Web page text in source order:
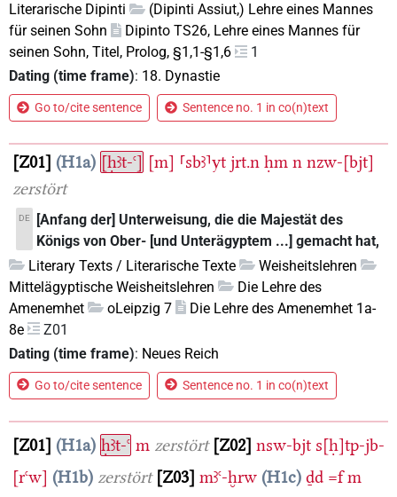
Literarische Dipinti
(Dipinti Assiut,) Lehre eines Mannes
für seinen Sohn
Dipinto TS26, Lehre eines Mannes für
seinen Sohn, Titel, Prolog, §1,1-§1,6
1
Dating (time frame): 18. Dynastie
Go to/cite sentence Sentence no. 1 in co(n)text
Z01 H1a [ḥꜣt-ꜥ] [m] ⸢sbꜣ⸣yt jrt.n ḥm n nzw-[bjt]
zerstört
DE
[Anfang der] Unterweisung, die die Majestät des
Königs von Ober- [und Unterägyptem ...] gemacht hat,
Literary Texts / Literarische Texte
Weisheitslehren
Mittelägyptische Weisheitslehren
Die Lehre des
Amenemhet
oLeipzig 7
Die Lehre des Amenemhet 1a-
8e
Z01
Dating (time frame): Neues Reich
Go to/cite sentence Sentence no. 1 in co(n)text
Z01 H1a ḥꜣt-ꜥ m zerstört Z02 nsw-bjt s[ḥ]tp-jb-
[rꜥw] H1b zerstört Z03 mꜣꜥ-ḫrw H1c ḏd =f m